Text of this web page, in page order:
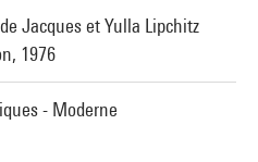
Jacques et Yulla Lipchitz
1976
- Moderne